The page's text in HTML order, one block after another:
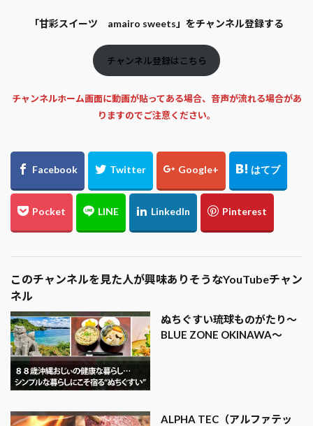
「甘彩スイーツ amairo sweets」をチャンネル登録する
チャンネル登録はこちら
チャンネルホーム画面に動画が貼ってある場合、音声が流れる場合があ
りますのでご注意ください。
このチャンネルを見た人が興味ありそうなYouTubeチャン
ネル
ぬちぐすい琉球ものがたり〜
BLUE ZONE OKINAWA〜
ALPHA TEC（アルファテッ